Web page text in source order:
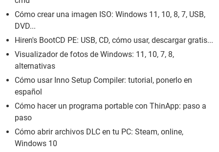
Cómo crear una imagen ISO: Windows 11, 10, 8, 7, USB,
DVD...
Hiren's BootCD PE: USB, CD, cómo usar, descargar gratis...
Visualizador de fotos de Windows: 11, 10, 7, 8,
alternativas
Cómo usar Inno Setup Compiler: tutorial, ponerlo en
español
Cómo hacer un programa portable con ThinApp: paso a
paso
Cómo abrir archivos DLC en tu PC: Steam, online,
Windows 10